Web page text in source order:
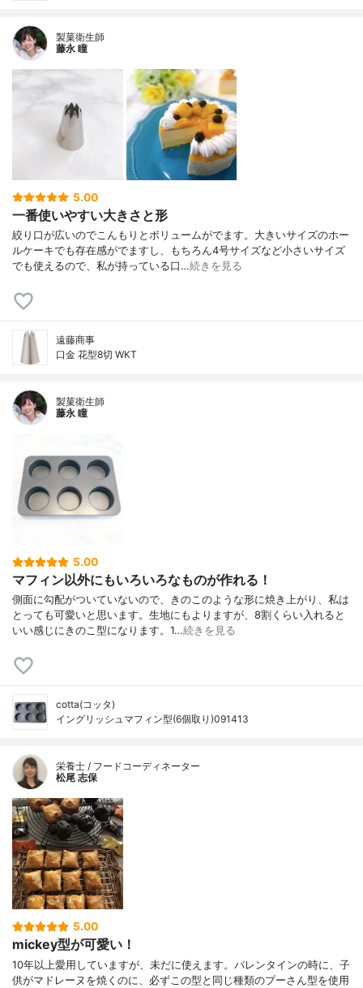
製菓衛生師
藤永 瞳
5.00
一番使いやすい大きさと形
絞り口が広いのでこんもりとボリュームがでます。大きいサイズのホー
ルケーキでも存在感がでますし、もちろん4号サイズなど小さいサイズ
でも使えるので、私が持っている口…続きを見る
遠藤商事
口金 花型8切 WKT
製菓衛生師
藤永 瞳
5.00
マフィン以外にもいろいろなものが作れる！
側面に勾配がついていないので、きのこのような形に焼き上がり、私は
とっても可愛いと思います。生地にもよりますが、8割くらい入れると
いい感じにきのこ型になります。1…続きを見る
cotta(コッタ)
イングリッシュマフィン型(6個取り)091413
栄養士 / フードコーディネーター
松尾 志保
5.00
mickey型が可愛い！
10年以上愛用していますが、未だに使えます。バレンタインの時に、子
供がマドレーヌを焼くのに、必ずこの型と同じ種類のプーさん型を使用